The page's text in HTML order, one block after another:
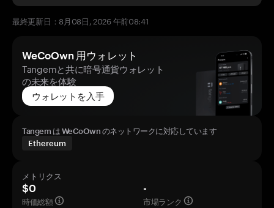
最終更新日：8月08日, 2026 午前08:41
WeCoOwn 用ウォレット
Tangemと共に暗号通貨ウォレット
の未来を体験
ウォレットを入手
Tangem は WeCoOwn のネットワークに対応しています
Ethereum
メトリクス
$0
時価総額
-
市場ランク